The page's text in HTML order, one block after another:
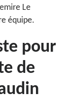
Le
équipe.
pour
de